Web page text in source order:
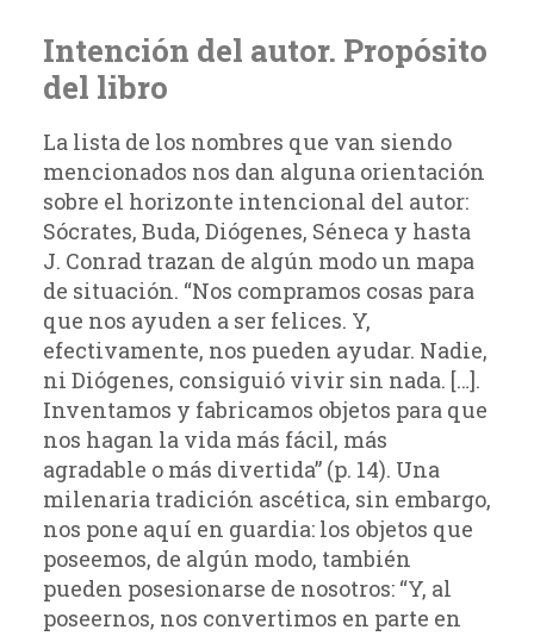
Intención del autor. Propósito
del libro
La lista de los nombres que van siendo
mencionados nos dan alguna orientación
sobre el horizonte intencional del autor:
Sócrates, Buda, Diógenes, Séneca y hasta
J. Conrad trazan de algún modo un mapa
de situación. “Nos compramos cosas para
que nos ayuden a ser felices. Y,
efectivamente, nos pueden ayudar. Nadie,
ni Diógenes, consiguió vivir sin nada. […].
Inventamos y fabricamos objetos para que
nos hagan la vida más fácil, más
agradable o más divertida” (p. 14). Una
milenaria tradición ascética, sin embargo,
nos pone aquí en guardia: los objetos que
poseemos, de algún modo, también
pueden posesionarse de nosotros: “Y, al
poseernos, nos convertimos en parte en